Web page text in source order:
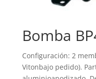
Bomba
Configuración: 2
Vitonbajo pedido).